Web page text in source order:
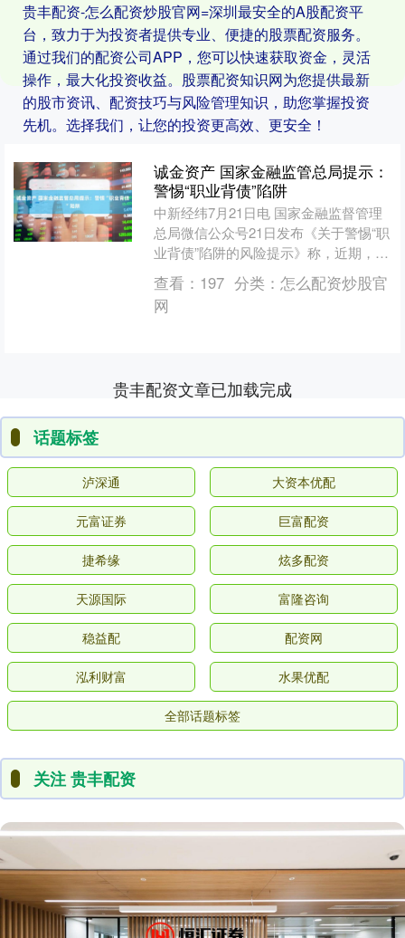
贵丰配资-怎么配资炒股官网=深圳最安全的A股配资平
台，致力于为投资者提供专业、便捷的股票配资服务。
通过我们的配资公司APP，您可以快速获取资金，灵活
操作，最大化投资收益。股票配资知识网为您提供最新
的股市资讯、配资技巧与风险管理知识，助您掌握投资
先机。选择我们，让您的投资更高效、更安全！
诚金资产 国家金融监管总局提示：
警惕“职业背债”陷阱
中新经纬7月21日电 国家金融监督管理
总局微信公众号21日发布《关于警惕“职
业背债”陷阱的风险提示》称，近期，社
会上出现以“快速致富”“无需偿还债务”为
诱饵的“....
查看： 197 分类： 怎么配资炒股官
网
贵丰配资文章已加载完成
话题标签
泸深通 大资本优配
元富证券 巨富配资
捷希缘 炫多配资
天源国际 富隆咨询
稳益配 配资网
泓利财富 水果优配
全部话题标签
关注 贵丰配资